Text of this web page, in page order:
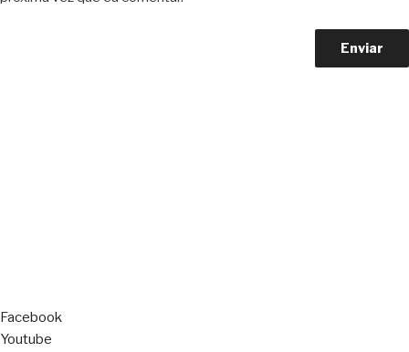
Facebook
Youtube